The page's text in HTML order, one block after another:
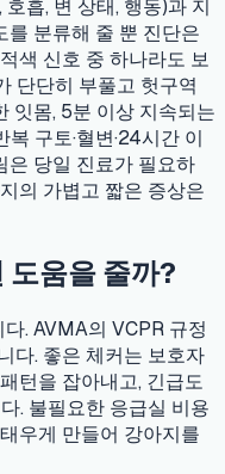
흡, 변 상태, 행동)과 지
를 분류해 줄 뿐 진단은
색 신호 중 하나라도 보
단단히 부풀고 헛구역
잇몸, 5분 이상 지속되는
구토·혈변·24시간 이
은 당일 진료가 필요하
의 가볍고 짧은 증상은
도움을 줄까?
. AVMA의 VCPR 규정
다. 좋은 체커는 보호자
턴을 잡아내고, 긴급도
. 불필요한 응급실 비용
우게 만들어 강아지를